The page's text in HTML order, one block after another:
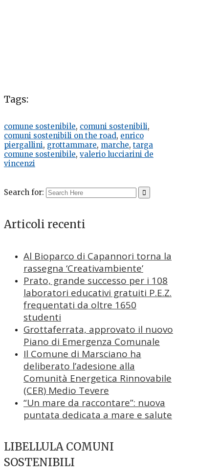
Tags:
comune sostenibile, comuni sostenibili,
comuni sostenibili on the road, enrico
piergallini, grottammare, marche, targa
comune sostenibile, valerio lucciarini de
vincenzi
Search for:
Articoli recenti
Al Bioparco di Capannori torna la
rassegna ‘Creativambiente’
Prato, grande successo per i 108
laboratori educativi gratuiti P.E.Z.
frequentati da oltre 1650
studenti
Grottaferrata, approvato il nuovo
Piano di Emergenza Comunale
Il Comune di Marsciano ha
deliberato l’adesione alla
Comunità Energetica Rinnovabile
(CER) Medio Tevere
“Un mare da raccontare”: nuova
puntata dedicata a mare e salute
LIBELLULA COMUNI
SOSTENIBILI